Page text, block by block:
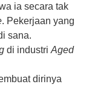
ia secara tak
. Pekerjaan yang
sana.
di industri Aged
dirinya